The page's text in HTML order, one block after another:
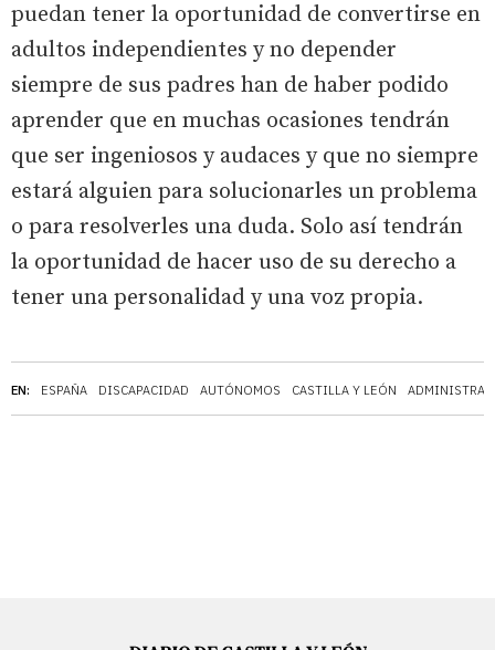
EN: ESPAÑA DISCAPACIDAD AUTÓNOMOS CASTILLA Y LEÓN
puedan tener la oportunidad de convertirse en
adultos independientes y no depender
siempre de sus padres han de haber podido
aprender que en muchas ocasiones tendrán
que ser ingeniosos y audaces y que no siempre
estará alguien para solucionarles un problema
o para resolverles una duda. Solo así tendrán
la oportunidad de hacer uso de su derecho a
tener una personalidad y una voz propia.